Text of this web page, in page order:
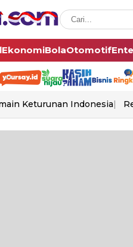
EkonomiBolaOtomotif
Keturunan Indonesia